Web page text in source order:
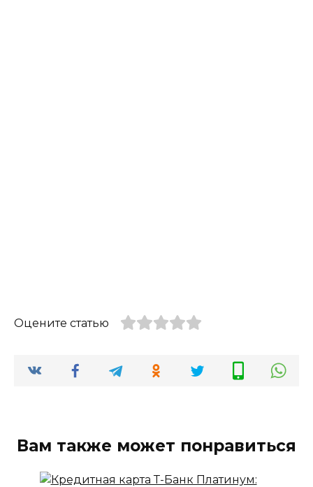
Оцените статью
Вам также может понравиться